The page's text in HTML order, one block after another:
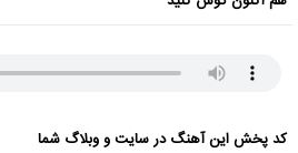
کد پخش این آهنگ در سایت و وبلاگ شما